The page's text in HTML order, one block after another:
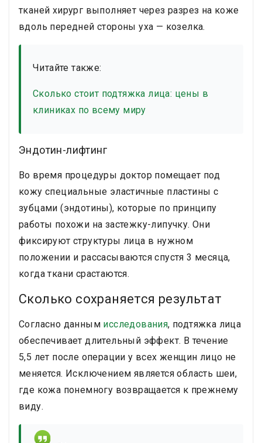
тканей хирург выполняет через разрез на коже
вдоль передней стороны уха — козелка.
Читайте также:
Сколько стоит подтяжка лица: цены в
клиниках по всему миру
Эндотин-лифтинг
Во время процедуры доктор помещает под
кожу специальные эластичные пластины с
зубцами (эндотины), которые по принципу
работы похожи на застежку-липучку. Они
фиксируют структуры лица в нужном
положении и рассасываются спустя 3 месяца,
когда ткани срастаются.
Сколько сохраняется результат
Согласно данным исследования, подтяжка лица
обеспечивает длительный эффект. В течение
5,5 лет после операции у всех женщин лицо не
меняется. Исключением является область шеи,
где кожа понемногу возвращается к прежнему
виду.